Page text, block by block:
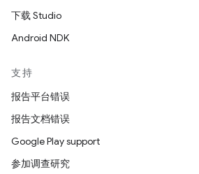
下载 Studio
Android NDK
支持
报告平台错误
报告文档错误
Google Play support
参加调查研究